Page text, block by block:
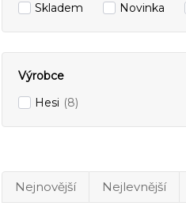
Skladem Novinka
Výrobce
Hesi (8)
Nejnovější Nejlevnější